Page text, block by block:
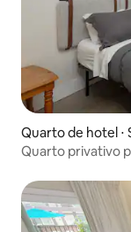
Quarto de hotel ⋅
Quarto privativo